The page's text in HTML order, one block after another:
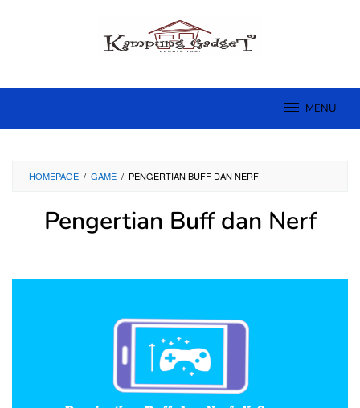
MENU
HOMEPAGE / GAME / PENGERTIAN BUFF DAN NERF
Pengertian Buff dan Nerf